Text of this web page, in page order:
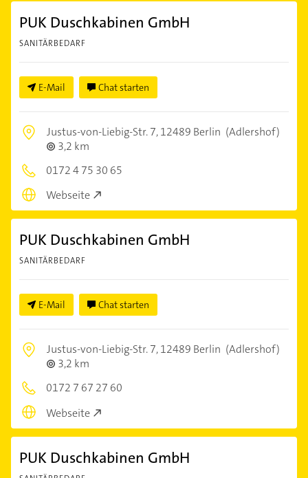
PUK Duschkabinen GmbH
SANITÄRBEDARF
E-Mail Chat starten
Justus-von-Liebig-Str. 7,12489 Berlin (Adlershof)
3,2 km
0172 4 75 30 65
Webseite
PUK Duschkabinen GmbH
SANITÄRBEDARF
E-Mail Chat starten
Justus-von-Liebig-Str. 7,12489 Berlin (Adlershof)
3,2 km
0172 7 67 27 60
Webseite
PUK Duschkabinen GmbH